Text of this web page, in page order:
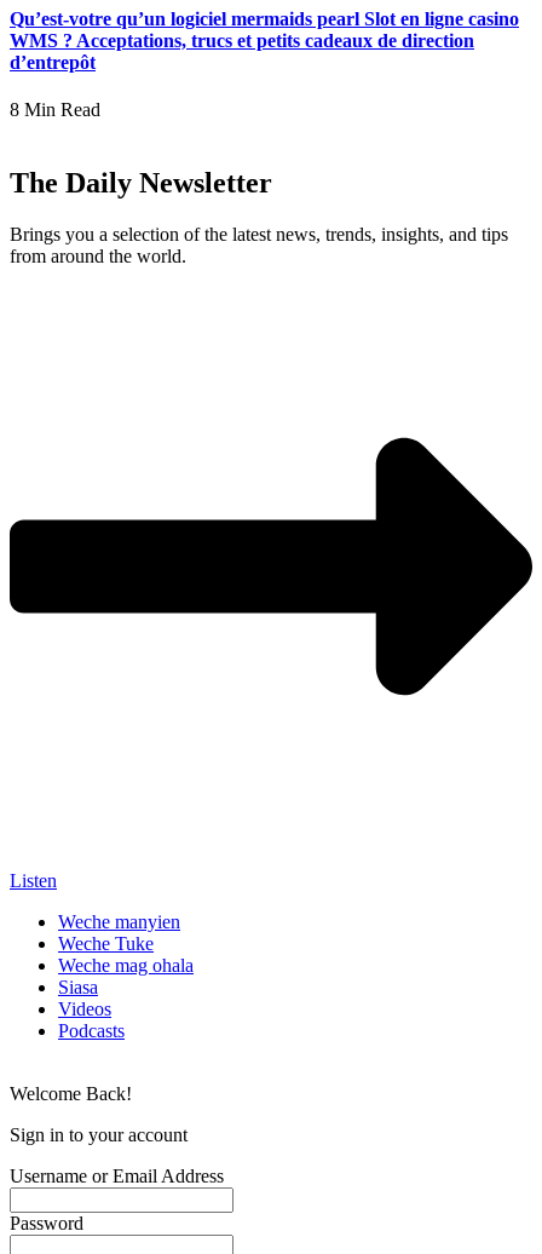
Qu’est-votre qu’un logiciel mermaids pearl Slot en ligne casino
WMS ? Acceptations, trucs et petits cadeaux de direction
d’entrepôt
8 Min Read
The Daily Newsletter
Brings you a selection of the latest news, trends, insights, and tips
from around the world.
Listen
Weche manyien
Weche Tuke
Weche mag ohala
Siasa
Videos
Podcasts
Welcome Back!
Sign in to your account
Username or Email Address
Password